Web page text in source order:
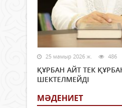
25 мамыр 2026 ж. 486
ҚҰРБАН АЙТ ТЕК
ШЕКТЕЛМЕЙДІ
МӘДЕНИЕТ